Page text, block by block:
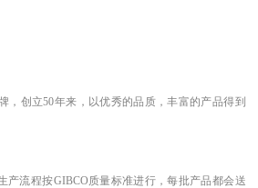
，创立50年来，以优秀的品质，丰富的产品得到
产流程按GIBCO质量标准进行，每批产品都会送